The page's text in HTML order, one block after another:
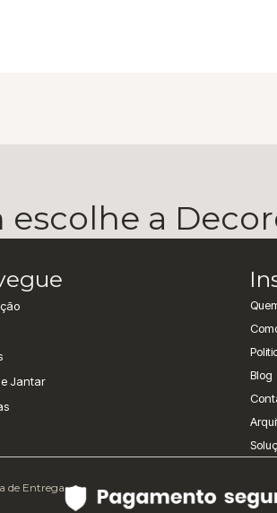
escolhe a
Jantar
Blog
de Entrega